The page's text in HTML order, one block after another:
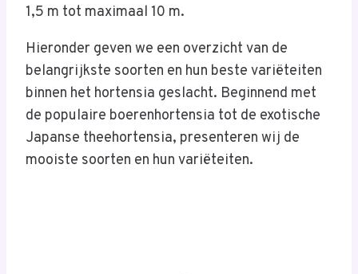
1,5 m tot maximaal 10 m.
Hieronder geven we een overzicht van de
belangrijkste soorten en hun beste variëteiten
binnen het hortensia geslacht. Beginnend met
de populaire boerenhortensia tot de exotische
Japanse theehortensia, presenteren wij de
mooiste soorten en hun variëteiten.